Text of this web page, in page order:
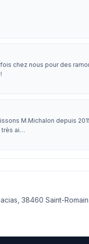
chez nous pour des
M.Michalon depuis
très ai…
38460 Saint-